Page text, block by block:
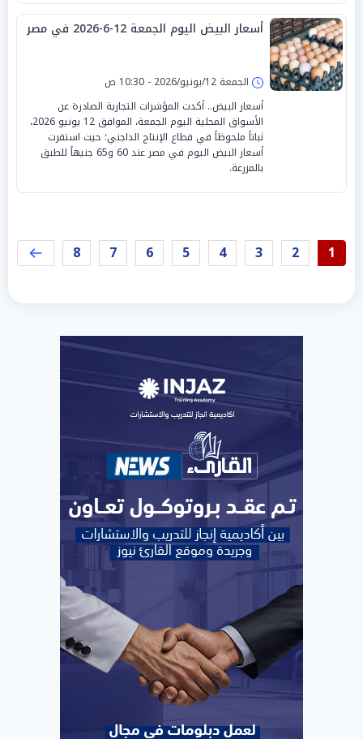
أسعار البيض اليوم الجمعة 12-6-2026 في مصر
الجمعة 12/يونيو/2026 - 10:30 ص
أسعار البيض.. أكدت المؤشرات التجارية الصادرة عن
الأسواق المحلية اليوم الجمعة، الموافق 12 يونيو 2026،
ثباتاً ملحوظاً في قطاع الإنتاج الداجني؛ حيث استقرت
أسعار البيض اليوم في مصر عند 60 و65 جنيهاً للطبق
بالمزرعة.
1
2
3
4
5
6
7
8